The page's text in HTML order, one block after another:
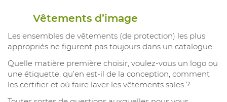
Vêtements d’image
Les ensembles de vêtements (de protection) les plus
appropriés ne figurent pas toujours dans un catalogue.
Quelle matière première choisir, voulez-vous un logo ou
une étiquette, qu’en est-il de la conception, comment
les certifier et où faire laver les vêtements sales ?